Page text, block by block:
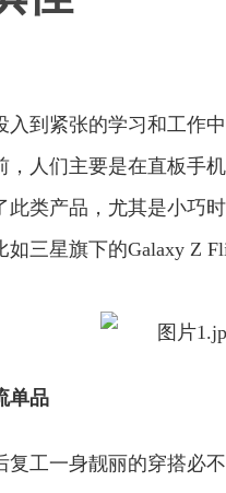
入到紧张的学习和工作
人们主要是在直板手
类产品，尤其是小巧
三星旗下的Galaxy Z
单品
工一身靓丽的穿搭必